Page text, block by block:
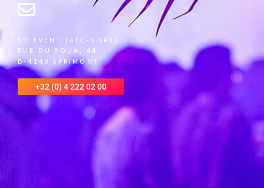
SO EVENT (ALL-S SRL)
RUE DU ROUA, 44
B-4140 SPRIMONT
+32 (0) 4 222 02 00